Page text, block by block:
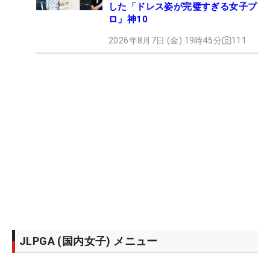
した「ドレス姿が完璧すぎる女子プ
ロ」神10
2026年8月7日 (金) 19時45分 111
JLPGA (国内女子) メニュー